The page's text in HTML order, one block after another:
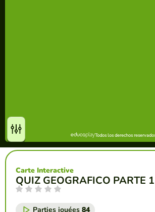
QUIZ GEOGRAFICO PARTE 1
Carte Interactive
Parties jouées 84